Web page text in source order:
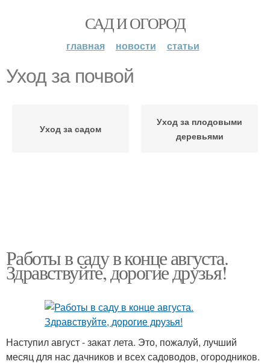
САД И ОГОРОД
главная новости статьи
Уход за почвой
Уход за садом
Уход за плодовыми
деревьями
Работы в саду в конце августа.
Здравствуйте, дорогие друзья!
Наступил август - закат лета. Это, пожалуй, лучший
месяц для нас дачников и всех садоводов, огородников.